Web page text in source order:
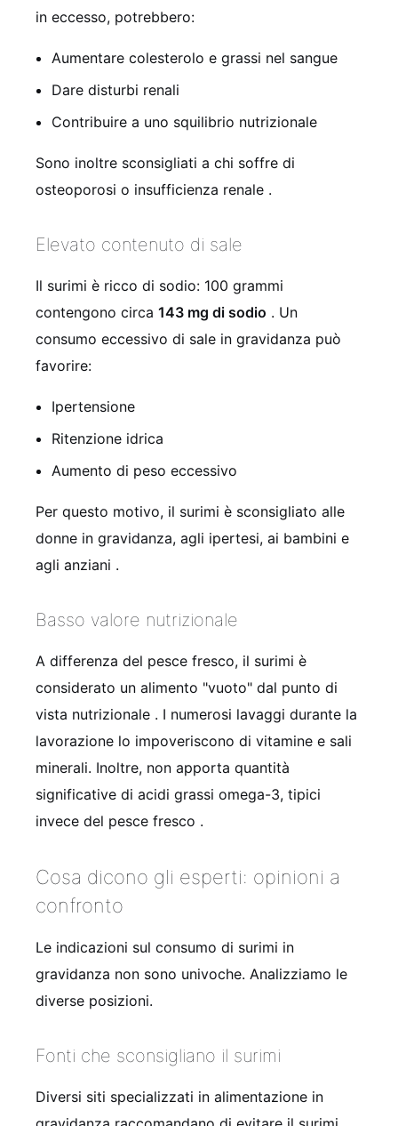
in eccesso, potrebbero:
Aumentare colesterolo e grassi nel sangue
Dare disturbi renali
Contribuire a uno squilibrio nutrizionale
Sono inoltre sconsigliati a chi soffre di
osteoporosi o insufficienza renale .
Elevato contenuto di sale
Il surimi è ricco di sodio: 100 grammi
contengono circa 143 mg di sodio . Un
consumo eccessivo di sale in gravidanza può
favorire:
Ipertensione
Ritenzione idrica
Aumento di peso eccessivo
Per questo motivo, il surimi è sconsigliato alle
donne in gravidanza, agli ipertesi, ai bambini e
agli anziani .
Basso valore nutrizionale
A differenza del pesce fresco, il surimi è
considerato un alimento "vuoto" dal punto di
vista nutrizionale . I numerosi lavaggi durante la
lavorazione lo impoveriscono di vitamine e sali
minerali. Inoltre, non apporta quantità
significative di acidi grassi omega-3, tipici
invece del pesce fresco .
Cosa dicono gli esperti: opinioni a
confronto
Le indicazioni sul consumo di surimi in
gravidanza non sono univoche. Analizziamo le
diverse posizioni.
Fonti che sconsigliano il surimi
Diversi siti specializzati in alimentazione in